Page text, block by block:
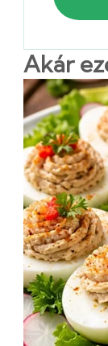
Akár